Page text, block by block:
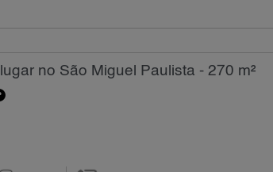
no São Miguel Paulista - 270 m²